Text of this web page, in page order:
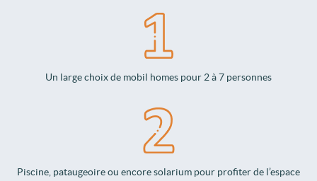
Un large choix de mobil homes pour 2 à 7 personnes
Piscine, pataugeoire ou encore solarium pour profiter de l’espace